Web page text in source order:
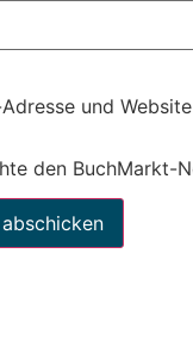
und
den BuchMarkt-